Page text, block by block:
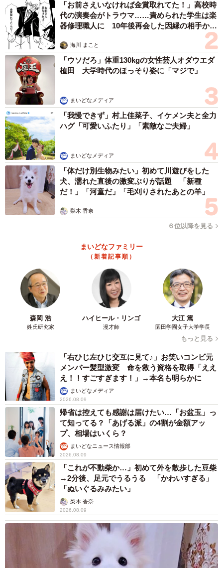
高い人気私立小学校なので、ご縁がないことも当然ありま
す。ふと頭をよぎったのは、もし不合格だった場合、この
厚紙の願書や家族写真は一体どうなるのだろう？というこ
と。シュレッダーされ捨てられてしまうのか、それとも何
か別の用途に使われるのか…なんとも言えないもやもやがS
さんを襲いました。
出願の際に感じた 理不尽なこと・不合理なこと
受験の出願の際に感じた 理不尽なこと・不合理なことは
ありますか？ 保護者たちに聞きました。
▼30代・千葉県・女性
息子の小学校受験のために、小学校の願書を準備するので
すが、ある志望校は「郵送もネットもダメ、直接来てくだ
さい」というアナログっぷり。さらには「番号が早いほど
有利らしい」という噂を耳にして、早朝から並びました。
学校に着いたら、案の定の長蛇の列。「ああ、やっぱりみ
んな考えることは一緒か」とちょっとげんなりしつつ、耐
えて並びました。1時間半くらいは待ったでしょうか。その
間も気が抜けませんでした。だって、もしかして「待って
る姿勢までチェックされてるんじゃないか？」なんて不安
がよぎり、姿勢をピンとしてました。会社を休んで、早朝
から列に並び、姿勢も気にしながら1時間半…。正直、疲れ
ました。願書を一枚手に入れるだけでここまで大変だと
「お前さえいなければ金賞取れてた！」高校時
代の演奏会がトラウマ……責められた学生は楽
器修理職人に 10年後再会した因縁の相手から
海川 まこと
「ウソだろ」体重130kgの女性芸人オダウエダ
植田 大学時代のほっそり姿に「マジで」
まいどなメディア
「我慢できず」村上佳菜子、イケメン夫と全力
ハグ「可愛いふたり」「素敵なご夫婦」
まいどなメディア
「体だけ別生物みたい」初めて川遊びをした
犬、濡れた直後の激変ぶりが話題 「新種
だ！」「河童だ」「毛刈りされたあとの羊」
梨木 香奈
６位以降を見る
まいどなファミリー
（新着記事順）
森岡 浩
姓氏研究家
ハイヒール・リンゴ
漫才師
大江 篤
園田学園女子大学学長
もっと見る
「右ひじ左ひじ交互に見て♪」お笑いコンビ元
メンバー髪型激変 命を救う資格を取得「ええ
え！！すごすぎます！」→本名も明らかに
まいどなメディア
2026.08.09
帰省は控えても感謝は届けたい…「お盆玉」っ
て知ってる？「あげる派」の4割が金額アッ
プ、相場はいくら？
まいどなニュース情報部
2026.08.09
「これが不動柴か…」初めて外を散歩した豆柴
→2分後、足元でうるうる 「かわいすぎる」
「ぬいぐるみみたい」
梨木 香奈
2026.08.09